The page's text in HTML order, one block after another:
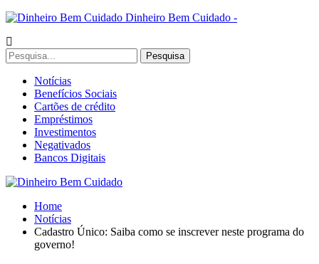
Dinheiro Bem Cuidado -
Notícias
Benefícios Sociais
Cartões de crédito
Empréstimos
Investimentos
Negativados
Bancos Digitais
Home
Notícias
Cadastro Único: Saiba como se inscrever neste programa do
governo!